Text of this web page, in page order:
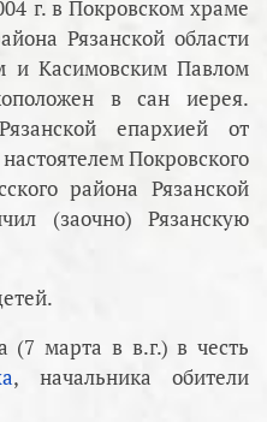
г. в Покровском храме
Рязанской области
и Касимовским Павлом
в сан иерея.
епархией от
Покровского
района Рязанской
(заочно) Рязанскую
(7 марта в в.г.) в честь
, начальника обители